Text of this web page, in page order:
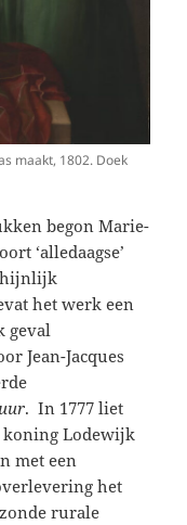
maakt, 1802. Doek
begon Marie-
‘alledaagse’
het werk een
geval
Jean-Jacques
. In 1777 liet
koning Lodewijk
met een
het
rurale